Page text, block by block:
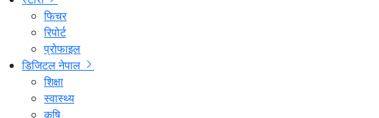
फिचर
रिपोर्ट
प्रोफाइल
डिजिटल नेपाल
शिक्षा
स्वास्थ्य
कृषि